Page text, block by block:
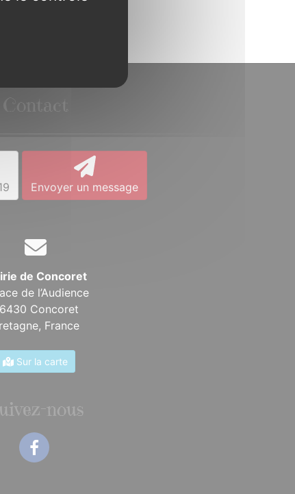
Envoyer un message
de Concoret
de l’Audience
Concoret
France
Sur la carte
nous